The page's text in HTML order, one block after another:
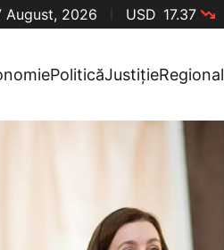
August, 2026 USD 17.37
PoliticăJustițieRegional